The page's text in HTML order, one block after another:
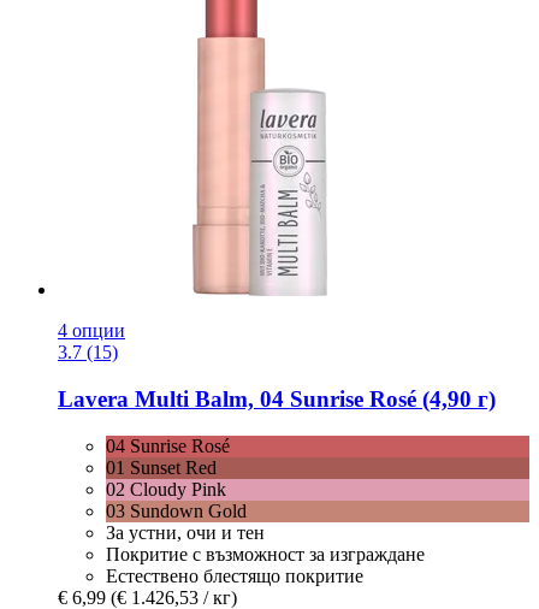
4 опции
3.7 (15)
Lavera Multi Balm, 04 Sunrise Rosé (4,90 г)
04 Sunrise Rosé
01 Sunset Red
02 Cloudy Pink
03 Sundown Gold
За устни, очи и тен
Покритие с възможност за изграждане
Естествено блестящо покритие
€ 6,99 (€ 1.426,53 / кг)